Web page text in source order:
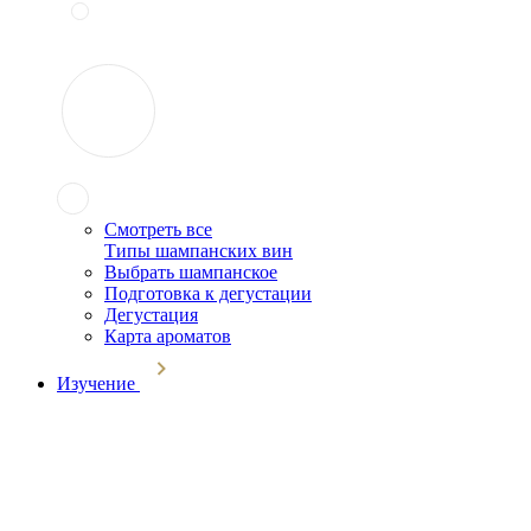
Смотреть все
Типы шампанских вин
Выбрать шампанское
Подготовка к дегустации
Дегустация
Карта ароматов
Изучение